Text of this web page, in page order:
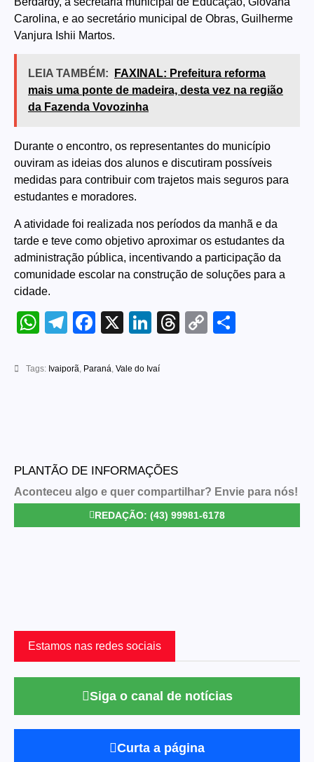
Carolina, e ao secretário municipal de Obras, Guilherme
Vanjura Ishii Martos.
LEIA TAMBÉM:
FAXINAL: Prefeitura reforma
mais uma ponte de madeira, desta vez na região
da Fazenda Vovozinha
Durante o encontro, os representantes do município
ouviram as ideias dos alunos e discutiram possíveis
medidas para contribuir com trajetos mais seguros para
estudantes e moradores.
A atividade foi realizada nos períodos da manhã e da
tarde e teve como objetivo aproximar os estudantes da
administração pública, incentivando a participação da
comunidade escolar na construção de soluções para a
cidade.
WhatsApp
Telegram
Facebook
X LinkedIn
Threads
Copy
Tags: Ivaiporã Paraná Vale do Ivaí
PLANTÃO DE INFORMAÇÕES
Aconteceu algo e quer compartilhar? Envie para nós!
REDAÇÃO: (43) 99981-6178
Estamos nas redes sociais
Siga o canal de notícias
Curta a página